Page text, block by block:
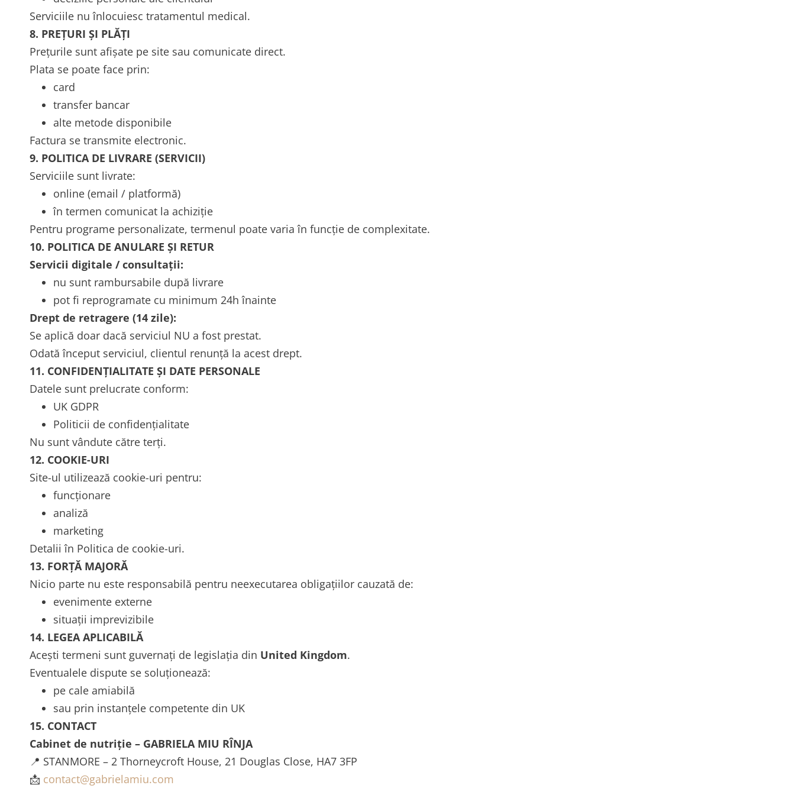
Serviciile nu înlocuiesc tratamentul medical.
8. PREȚURI ȘI PLĂȚI
Prețurile sunt afișate pe site sau comunicate direct.
Plata se poate face prin:
card
transfer bancar
alte metode disponibile
Factura se transmite electronic.
9. POLITICA DE LIVRARE (SERVICII)
Serviciile sunt livrate:
online (email / platformă)
în termen comunicat la achiziție
Pentru programe personalizate, termenul poate varia în funcție de complexitate.
10. POLITICA DE ANULARE ȘI RETUR
Servicii digitale / consultații:
nu sunt rambursabile după livrare
pot fi reprogramate cu minimum 24h înainte
Drept de retragere (14 zile):
Se aplică doar dacă serviciul NU a fost prestat.
Odată început serviciul, clientul renunță la acest drept.
11. CONFIDENȚIALITATE ȘI DATE PERSONALE
Datele sunt prelucrate conform:
UK GDPR
Politicii de confidențialitate
Nu sunt vândute către terți.
12. COOKIE-URI
Site-ul utilizează cookie-uri pentru:
funcționare
analiză
marketing
Detalii în Politica de cookie-uri.
13. FORȚĂ MAJORĂ
Nicio parte nu este responsabilă pentru neexecutarea obligațiilor cauzată de:
evenimente externe
situații imprevizibile
14. LEGEA APLICABILĂ
Acești termeni sunt guvernați de legislația din United Kingdom.
Eventualele dispute se soluționează:
pe cale amiabilă
sau prin instanțele competente din UK
15. CONTACT
Cabinet de nutriție – GABRIELA MIU RÎNJA
📍 STANMORE – 2 Thorneycroft House, 21 Douglas Close, HA7 3FP
📩 contact@gabrielamiu.com